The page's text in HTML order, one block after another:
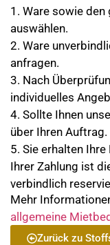
1. Ware sowie
auswählen.
2. Ware
anfragen.
3. Nach
individuelles
4. Sollte Ihnen
über Ihren Auftrag.
5. Sie erhalten Ihre
Ihrer Zahlung ist
verbindlich
Mehr
allgemeine
Zurück zu